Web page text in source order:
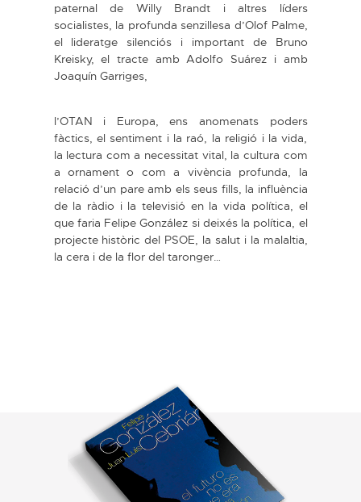
paternal de Willy Brandt i altres líders
socialistes, la profunda senzillesa d’Olof Palme,
el lideratge silenciós i important de Bruno
Kreisky, el tracte amb Adolfo Suárez i amb
Joaquín Garriges,
l’OTAN i Europa, ens anomenats poders
fàctics, el sentiment i la raó, la religió i la vida,
la lectura com a necessitat vital, la cultura com
a ornament o com a vivència profunda, la
relació d’un pare amb els seus fills, la influència
de la ràdio i la televisió en la vida política, el
que faria Felipe González si deixés la política, el
projecte històric del PSOE, la salut i la malaltia,
la cera i de la flor del taronger…